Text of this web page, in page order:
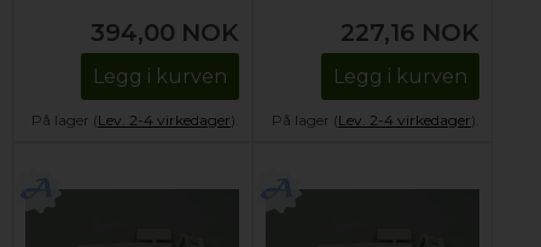
394,00 NOK
Legg i kurven
På lager (Lev. 2-4 virkedager).
227,16 NOK
Legg i kurven
På lager (Lev. 2-4 virkedager).